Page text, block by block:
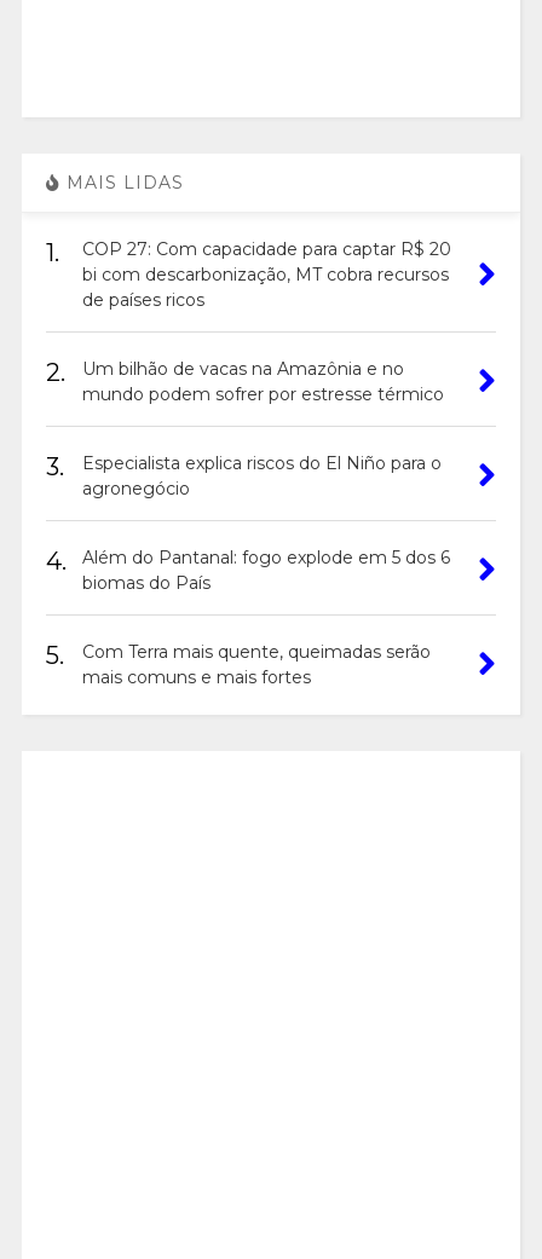
MAIS LIDAS
1.
COP 27: Com capacidade para captar R$ 20
bi com descarbonização, MT cobra recursos
de países ricos
2.
Um bilhão de vacas na Amazônia e no
mundo podem sofrer por estresse térmico
3.
Especialista explica riscos do El Niño para o
agronegócio
4.
Além do Pantanal: fogo explode em 5 dos 6
biomas do País
5.
Com Terra mais quente, queimadas serão
mais comuns e mais fortes